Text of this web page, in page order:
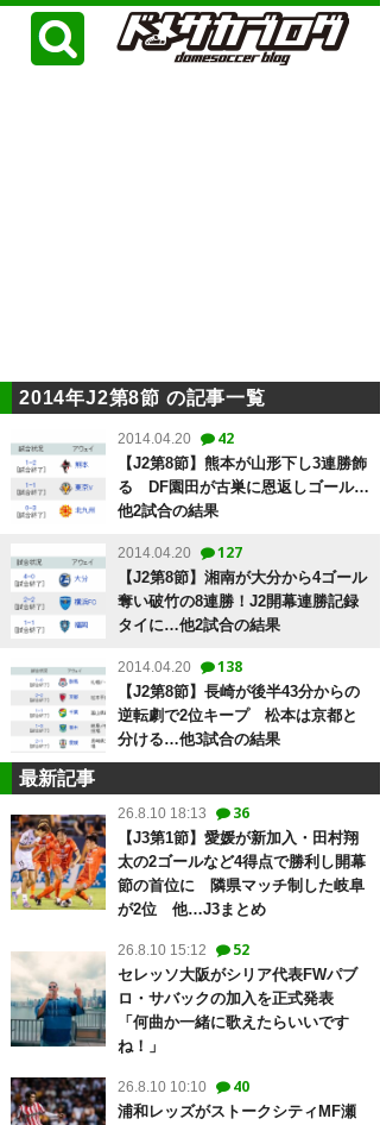
2014年J2第8節 の記事一覧
2014.04.20 42
【J2第8節】熊本が山形下し3連勝飾
る DF園田が古巣に恩返しゴール…
他2試合の結果
2014.04.20 127
【J2第8節】湘南が大分から4ゴール
奪い破竹の8連勝！J2開幕連勝記録
タイに…他2試合の結果
2014.04.20 138
【J2第8節】長崎が後半43分からの
逆転劇で2位キープ 松本は京都と
分ける…他3試合の結果
最新記事
26.8.10 18:13 36
【J3第1節】愛媛が新加入・田村翔
太の2ゴールなど4得点で勝利し開幕
節の首位に 隣県マッチ制した岐阜
が2位 他…J3まとめ
26.8.10 15:12 52
セレッソ大阪がシリア代表FWパブ
ロ・サバックの加入を正式発表
「何曲か一緒に歌えたらいいです
ね！」
26.8.10 10:10 40
浦和レッズがストークシティMF瀬